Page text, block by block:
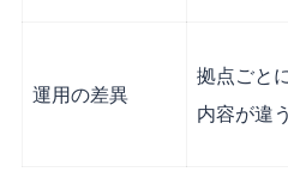
運用の差異
拠点ごと
内容が違う